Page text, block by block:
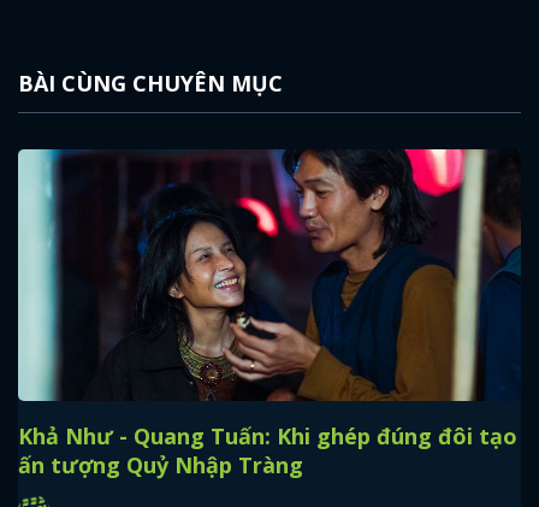
BÀI CÙNG CHUYÊN MỤC
Khả Như - Quang Tuấn: Khi ghép đúng đôi tạo
ấn tượng Quỷ Nhập Tràng